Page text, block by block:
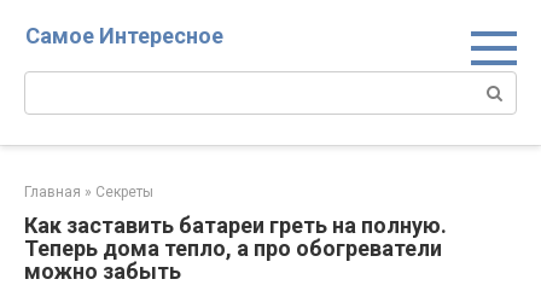
Самое Интересное
Поиск:
Главная » Секреты
Как заставить батареи греть на полную.
Теперь дома тепло, а про обогреватели
можно забыть